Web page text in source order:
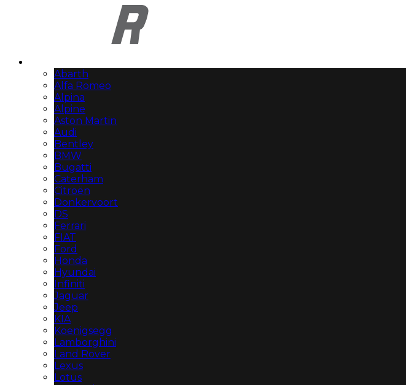
Abarth
Alfa Romeo
Alpina
Alpine
Aston Martin
Audi
Bentley
BMW
Bugatti
Caterham
Citroën
Donkervoort
DS
Ferrari
FIAT
Ford
Honda
Hyundai
Infiniti
Jaguar
Jeep
KIA
Koenigsegg
Lamborghini
Land Rover
Lexus
Lotus